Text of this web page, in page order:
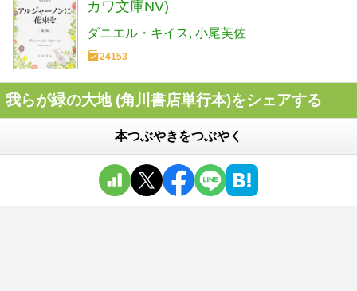
カワ文庫NV)
ダニエル・キイス 小尾芙佐
24153
我らが緑の大地 (角川書店単行本)をシェアする
本つぶやきをつぶやく